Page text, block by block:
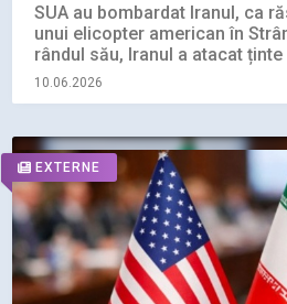
SUA au bombardat Iranul, ca
unui elicopter american în
rândul său, Iranul a atacat
10.06.2026
EXTERNE